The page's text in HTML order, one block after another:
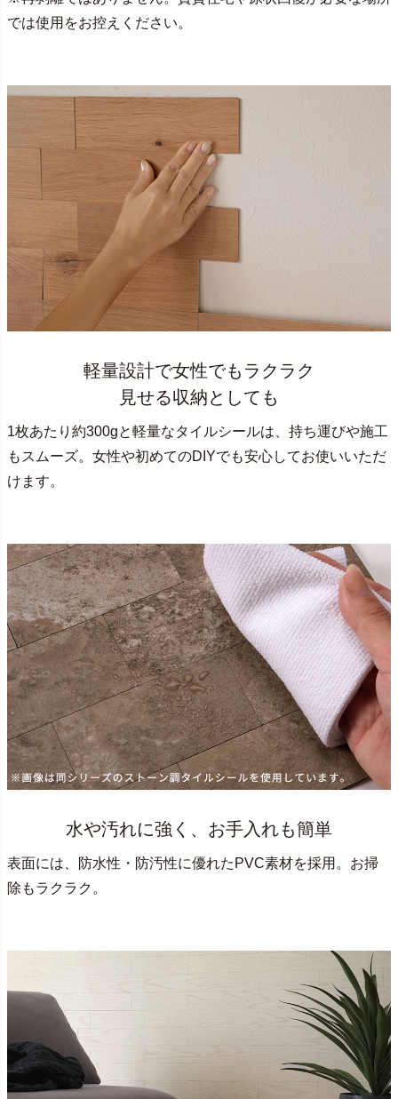
では使用をお控えください。
軽量設計で女性でもラクラク
見せる収納としても
1枚あたり約300gと軽量なタイルシールは、持ち運びや施工
もスムーズ。女性や初めてのDIYでも安心してお使いいただ
けます。
水や汚れに強く、お手入れも簡単
表面には、防水性・防汚性に優れたPVC素材を採用。お掃
除もラクラク。